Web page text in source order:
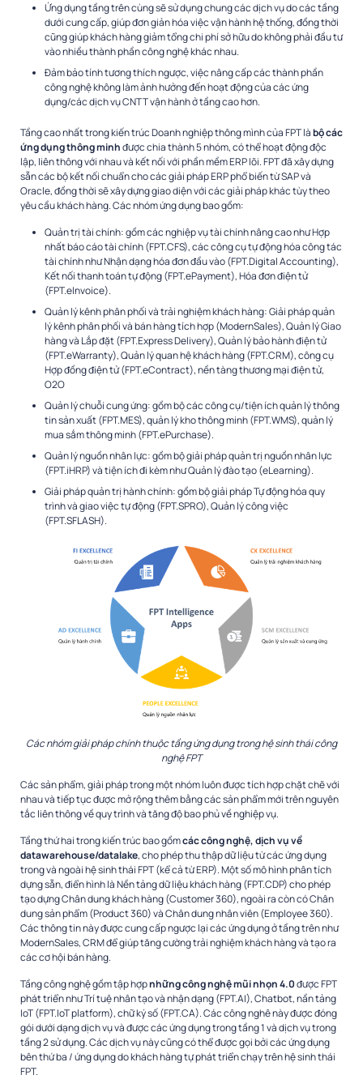
Ứng dụng tầng trên cùng sẽ sử dụng chung các dịch vụ do các tầng
dưới cung cấp, giúp đơn giản hóa việc vận hành hệ thống, đồng thời
cũng giúp khách hàng giảm tổng chi phí sở hữu do không phải đầu tư
vào nhiều thành phần công nghệ khác nhau.
Đảm bảo tính tương thích ngược, việc nâng cấp các thành phần
công nghệ không làm ảnh hưởng đến hoạt động của các ứng
dụng/các dịch vụ CNTT vận hành ở tầng cao hơn.
Tầng cao nhất trong kiến trúc Doanh nghiệp thông mình của FPT làbộ các
ứng dụng thông minhđược chia thành 5 nhóm, có thể hoạt động độc
lập, liên thông với nhau và kết nối với phần mềm ERP lõi. FPT đã xây dựng
sẵn các bộ kết nối chuẩn cho các giải pháp ERP phổ biến từ SAP và
Oracle, đồng thời sẽ xây dựng giao diện với các giải pháp khác tùy theo
yêu cầu khách hàng. Các nhóm ứng dụng bao gồm:
Quản trị tài chính: gồm các nghiệp vụ tài chính nâng cao như Hợp
nhất báo cáo tài chính (FPT.CFS), các công cụ tự động hóa công tác
tài chính như Nhận dạng hóa đơn đầu vào (FPT.Digital Accounting),
Kết nối thanh toán tự động (FPT.ePayment), Hóa đơn điện tử
(FPT.eInvoice).
Quản lý kênh phân phối và trải nghiệm khách hàng: Giải pháp quản
lý kênh phân phối và bán hàng tích hợp (ModernSales), Quản lý Giao
hàng và Lắp đặt (FPT.Express Delivery), Quản lý bảo hành điện tử
(FPT.eWarranty), Quản lý quan hệ khách hàng (FPT.CRM), công cụ
Hợp đồng điện tử (FPT.eContract), nền tàng thương mại điện tử,
O2O
Quản lý chuỗi cung ứng: gồm bộ các công cụ/tiện ích quản lý thông
tin sản xuất (FPT.MES), quản lý kho thông minh (FPT.WMS), quản lý
mua sắm thông minh (FPT.ePurchase).
Quản lý nguồn nhân lực: gồm bộ giải pháp quản trị nguồn nhân lực
(FPT.iHRP) và tiện ích đi kèm như Quản lý đào tạo (eLearning).
Giải pháp quản trị hành chính: gồm bộ giải pháp Tự động hóa quy
trình và giao việc tự động (FPT.SPRO), Quản lý công việc
(FPT.SFLASH).
Các nhóm giải pháp chính thuộc tầng ứng dụng trong hệ sinh thái công
nghệ FPT
Các sản phẩm, giải pháp trong một nhóm luôn được tích hợp chặt chẽ với
nhau và tiếp tục được mở rộng thêm bằng các sản phẩm mới trên nguyên
tắc liên thông về quy trình và tăng độ bao phủ về nghiệp vụ.
Tầng thứ hai trong kiến trúc bao gồmcác công nghệ, dịch vụ về
datawarehouse/datalake, cho phép thu thập dữ liệu từ các ứng dụng
trong và ngoài hệ sinh thái FPT (kể cả từ ERP). Một số mô hình phân tích
dựng sẵn, điển hình là Nền tảng dữ liệu khách hàng (FPT.CDP) cho phép
tạo dựng Chân dung khách hàng (Customer 360), ngoài ra còn có Chân
dung sản phẩm (Product 360) và Chân dung nhân viên (Employee 360).
Các thông tin này được cung cấp ngược lại các ứng dụng ở tầng trên như
ModernSales, CRM để giúp tăng cường trải nghiệm khách hàng và tạo ra
các cơ hội bán hàng.
Tầng công nghệ gồm tập hợpnhững công nghệ mũi nhọn 4.0được FPT
phát triển như Trí tuệ nhân tạo và nhận dạng (FPT.AI), Chatbot, nần tảng
IoT (FPT.IoT platform), chữ ký số (FPT.CA). Các công nghê này được đóng
gói dưới dạng dịch vụ và được các ứng dụng trong tầng 1 và dịch vụ trong
tầng 2 sử dụng. Các dịch vụ này cũng có thể được gọi bởi các ứng dụng
bên thứ ba / ứng dụng do khách hàng tự phát triển chạy trên hệ sinh thái
FPT.